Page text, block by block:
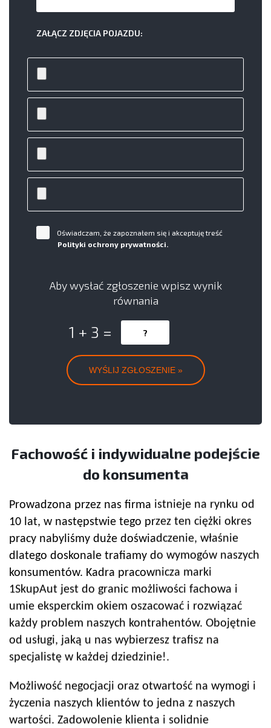
ZAŁĄCZ ZDJĘCIA POJAZDU:
Oświadczam, że zapoznałem się i akceptuję treść
Polityki ochrony prywatności.
Aby wysłać zgłoszenie wpisz wynik
równania
1 + 3 =
Fachowość i indywidualne podejście
do konsumenta
Prowadzona przez nas firma istnieje na rynku od
10 lat, w następstwie tego przez ten ciężki okres
pracy nabyliśmy duże doświadczenie, właśnie
dlatego doskonale trafiamy do wymogów naszych
konsumentów. Kadra pracownicza marki
1SkupAut jest do granic możliwości fachowa i
umie eksperckim okiem oszacować i rozwiązać
każdy problem naszych kontrahentów. Obojętnie
od usługi, jaką u nas wybierzesz trafisz na
specjalistę w każdej dziedzinie!.
Możliwość negocjacji oraz otwartość na wymogi i
życzenia naszych klientów to jedna z naszych
wartości. Zadowolenie klienta i solidnie